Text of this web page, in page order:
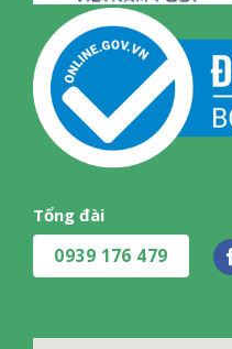
Tổng đài
0939 176 479